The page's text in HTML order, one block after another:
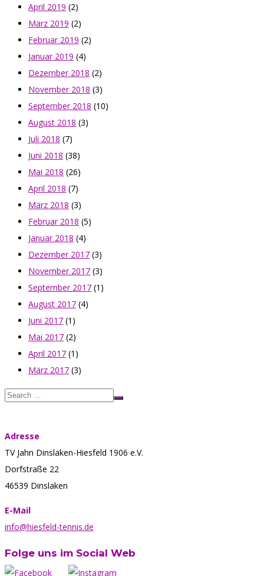
April 2019 (2)
März 2019 (2)
Februar 2019 (2)
Januar 2019 (4)
Dezember 2018 (2)
November 2018 (3)
September 2018 (10)
August 2018 (3)
Juli 2018 (7)
Juni 2018 (38)
Mai 2018 (26)
April 2018 (7)
März 2018 (3)
Februar 2018 (5)
Januar 2018 (4)
Dezember 2017 (3)
November 2017 (3)
September 2017 (1)
August 2017 (4)
Juni 2017 (1)
Mai 2017 (2)
April 2017 (1)
März 2017 (3)
Adresse
TV Jahn Dinslaken-Hiesfeld 1906 e.V.
Dorfstraße 22
46539 Dinslaken
E-Mail
info@hiesfeld-tennis.de
Folge uns im Social Web